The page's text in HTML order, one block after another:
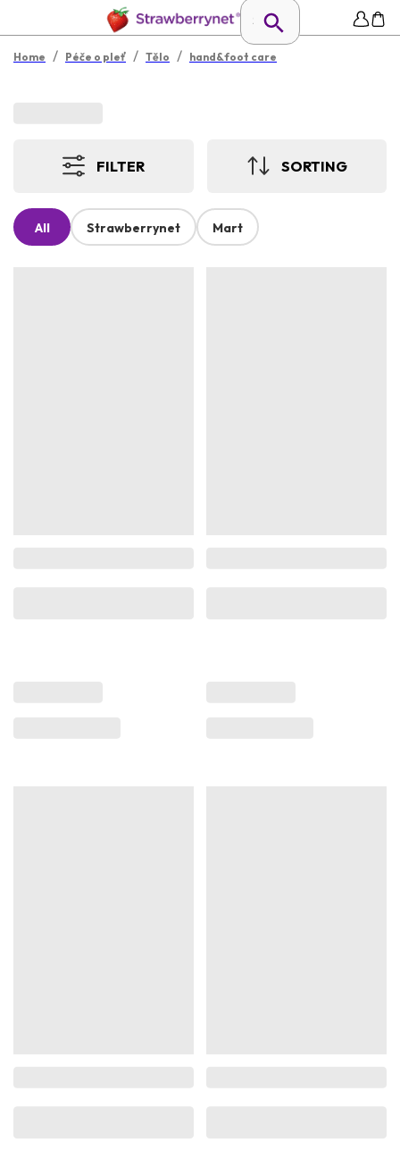
Home / Péče o pleť / Tělo / hand&foot care
FILTER SORTING
All Strawberrynet Mart